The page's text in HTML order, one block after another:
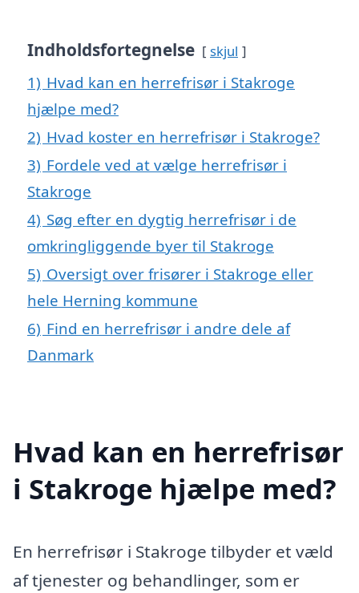
Indholdsfortegnelse skjul
1) Hvad kan en herrefrisør i Stakroge
hjælpe med?
2) Hvad koster en herrefrisør i Stakroge?
3) Fordele ved at vælge herrefrisør i
Stakroge
4) Søg efter en dygtig herrefrisør i de
omkringliggende byer til Stakroge
5) Oversigt over frisører i Stakroge eller
hele Herning kommune
6) Find en herrefrisør i andre dele af
Danmark
Hvad kan en herrefrisør
i Stakroge hjælpe med?
En herrefrisør i Stakroge tilbyder et væld
af tjenester og behandlinger, som er